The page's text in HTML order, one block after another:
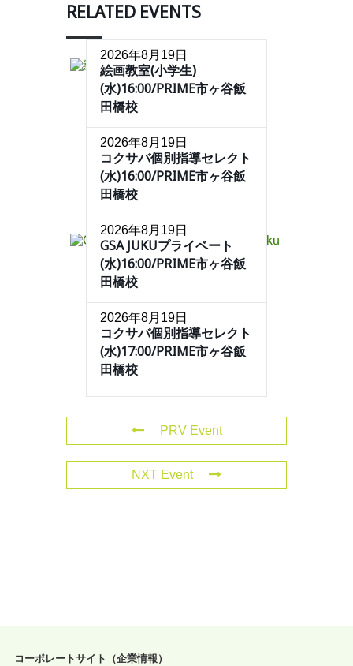
RELATED EVENTS
2026年8月19日
絵画教室(小学生)
(水)16:00/PRIME市ヶ谷飯
田橋校
2026年8月19日
コクサバ個別指導セレクト
(水)16:00/PRIME市ヶ谷飯
田橋校
2026年8月19日
GSA JUKUプライベート
(水)16:00/PRIME市ヶ谷飯
田橋校
2026年8月19日
コクサバ個別指導セレクト
(水)17:00/PRIME市ヶ谷飯
田橋校
PRV Event
NXT Event
コーポレートサイト（企業情報）